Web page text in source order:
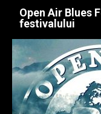
Open Air Blues
festivalului